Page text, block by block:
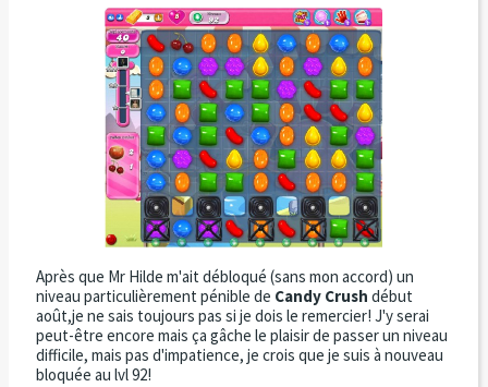
Après que Mr Hilde m'ait débloqué (sans mon accord) un
niveau particulièrement pénible de Candy Crush début
août,je ne sais toujours pas si je dois le remercier! J'y serai
peut-être encore mais ça gâche le plaisir de passer un niveau
difficile, mais pas d'impatience, je crois que je suis à nouveau
bloquée au lvl 92!